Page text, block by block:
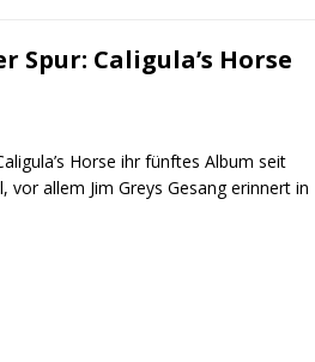
Spur: Caligula’s Horse
Horse ihr fünftes Album seit
allem Jim Greys Gesang erinnert in